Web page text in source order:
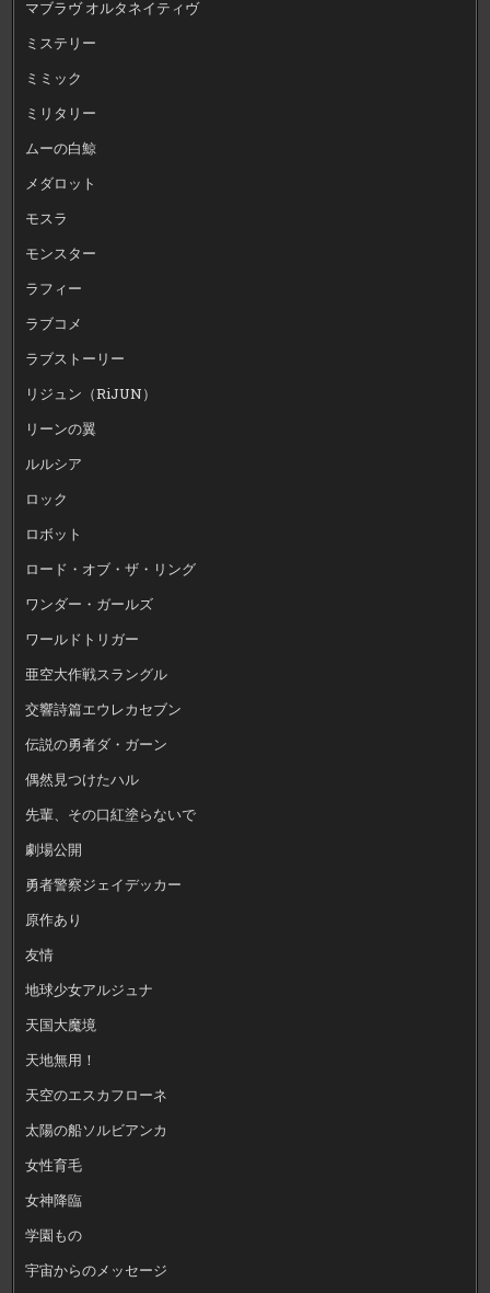
マブラヴ オルタネイティヴ
ミステリー
ミミック
ミリタリー
ムーの白鯨
メダロット
モスラ
モンスター
ラフィー
ラブコメ
ラブストーリー
リジュン（RiJUN）
リーンの翼
ルルシア
ロック
ロボット
ロード・オブ・ザ・リング
ワンダー・ガールズ
ワールドトリガー
亜空大作戦スラングル
交響詩篇エウレカセブン
伝説の勇者ダ・ガーン
偶然見つけたハル
先輩、その口紅塗らないで
劇場公開
勇者警察ジェイデッカー
原作あり
友情
地球少女アルジュナ
天国大魔境
天地無用！
天空のエスカフローネ
太陽の船ソルビアンカ
女性育毛
女神降臨
学園もの
宇宙からのメッセージ